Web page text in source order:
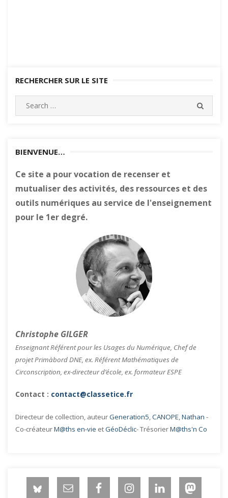
RECHERCHER SUR LE SITE
Search
for:
BIENVENUE…
Ce site a pour vocation de recenser et
mutualiser des activités, des ressources et des
outils numériques au service de l'enseignement
pour le 1er degré.
Christophe GILGER
Enseignant Référent pour les Usages du Numérique, Chef de
projet Primàbord DNE, ex. Référent Mathématiques de
Circonscription, ex-directeur d’école, ex. formateur ESPE
Contact : contact@classetice.fr
Directeur de collection, auteurGeneration5,CANOPE,Nathan -
Co-créateurM@ths en-vie etGéoDéclic- TrésorierM@ths'n Co